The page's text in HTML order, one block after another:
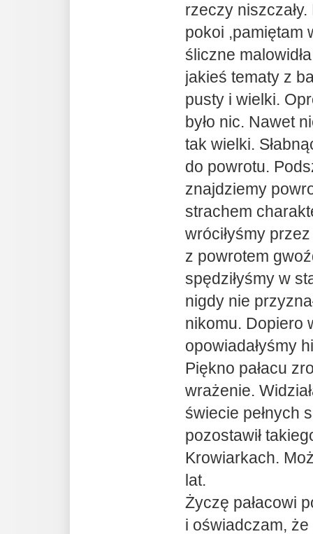
rzeczy niszczały.
pokoi ,pamiętam
śliczne
jakieś tematy z
pusty i wielki.
było nic. Nawet
tak wielki.
do powrotu.
znajdziemy
strachem
wróciłyśmy
z powrotem
spędziłyśmy w
nigdy nie
nikomu. Dopiero
opowiadałyśmy
Piękno pałacu
wrażenie.
świecie pełnych
pozostawił
Krowiarkach.
lat.
Życzę pałacowi
i oświadczam,